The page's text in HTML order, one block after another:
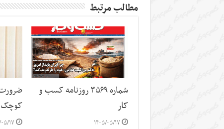
مطالب مرتبط
شماره ۳۵۶۹ روزنامه کسب و
کار
۱۴۰۵/۰۵/۱۷
کوچک